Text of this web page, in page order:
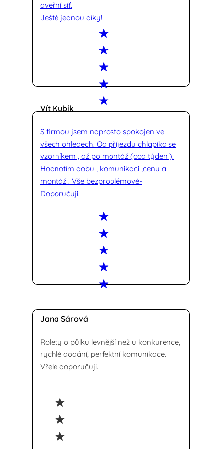
dveřní síť.
Ještě jednou díky!
Vít Kubík
S firmou jsem naprosto spokojen ve
všech ohledech. Od příjezdu chlapíka se
vzorníkem , až po montáž (cca týden ).
Hodnotím dobu , komunikaci ,cenu a
montáž . Vše bezproblémové-
Doporučuji.
Jana Sárová
Rolety o půlku levnější než u konkurence,
rychlé dodání, perfektní komunikace.
Vřele doporučuji.